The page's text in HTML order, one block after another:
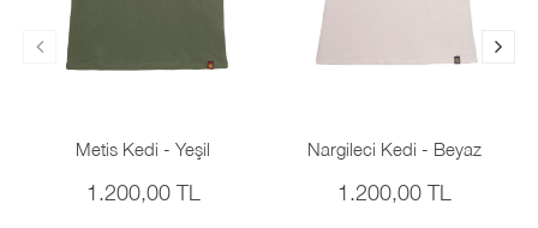
Metis Kedi - Yeşil
1.200,00 TL
Nargileci Kedi - Beyaz
1.200,00 TL